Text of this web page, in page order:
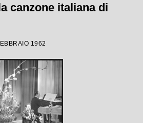
canzone italiana di
1962